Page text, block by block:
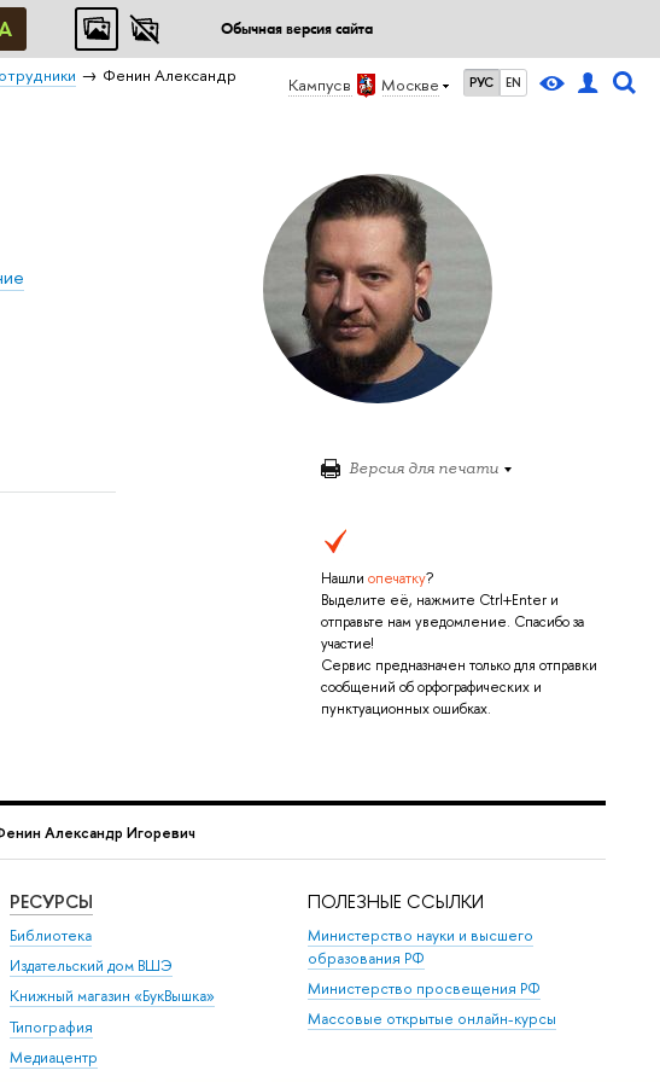
Обычная версия сайта
Кампус в Москве РУС EN
Фенин Александр
Версия для печати
Нашли опечатку?
Выделите её, нажмите Ctrl+Enter и
отправьте нам уведомление. Спасибо за
участие!
Сервис предназначен только для отправки
сообщений об орфографических и
пунктуационных ошибках.
Александр Игоревич
РЕСУРСЫ
Библиотека
Издательский дом ВШЭ
Книжный магазин «БукВышка»
Типография
Медиацентр
ПОЛЕЗНЫЕ ССЫЛКИ
Министерство науки и высшего
образования РФ
Министерство просвещения РФ
Массовые открытые онлайн-курсы